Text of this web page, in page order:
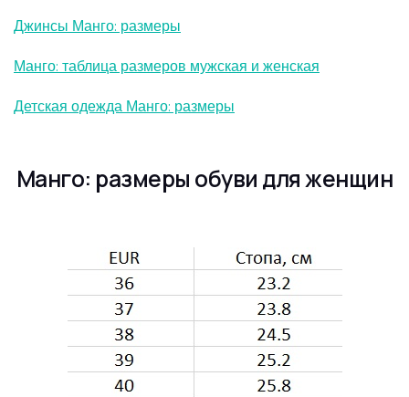
Джинсы Манго: размеры
Манго: таблица размеров мужская и женская
Детская одежда Манго: размеры
Манго: размеры обуви для женщин